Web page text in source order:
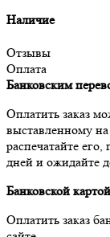
Наличие
Отзывы
Оплата
Банковским
Оплатить заказ
выставленному
распечатайте
дней и ожидайте
Банковской картой
Оплатить заказ